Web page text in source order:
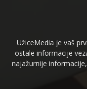
UžiceMedia je vaš
ostale informacije
najažurnije